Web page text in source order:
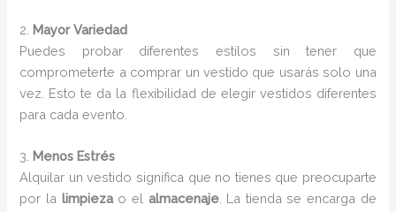
2. Mayor Variedad
Puedes probar diferentes estilos sin tener que
comprometerte a comprar un vestido que usarás solo una
vez. Esto te da la flexibilidad de elegir vestidos diferentes
para cada evento.
3. Menos Estrés
Alquilar un vestido significa que no tienes que preocuparte
por la limpiezao el almacenaje. La tienda se encarga de